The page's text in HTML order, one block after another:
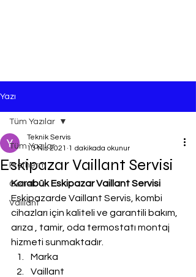
Yazı
Tüm Yazılar
Protherm
Genel
Vaillant
Tüm Yazılar
Eskipazar Vaillant Servisi
Teknik Servis
13 Nis 2021 1 dakikada okunur
Karabük Eskipazar Vaillant Servisi
Eskipazarde Vaillant Servis, kombi
cihazları için kaliteli ve garantili bakım,
arıza , tamir, oda termostatı montaj
hizmeti sunmaktadır.
Marka
Vaillant